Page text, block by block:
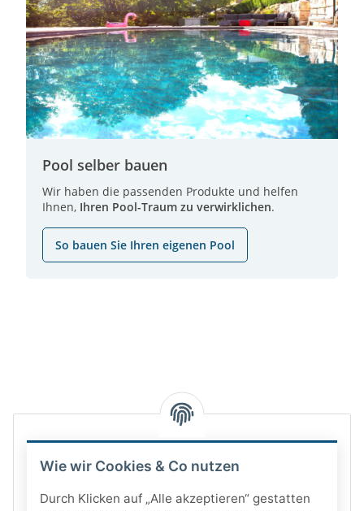
Pool selber bauen
Wir haben die passenden Produkte und helfen
Ihnen, Ihren Pool-Traum zu verwirklichen.
So bauen Sie Ihren eigenen Pool
Wie wir Cookies & Co nutzen
Durch Klicken auf „Alle akzeptieren“ gestatten